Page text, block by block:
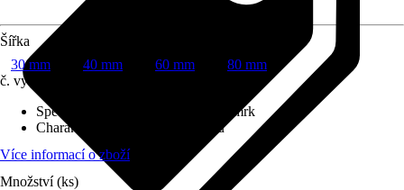
Šířka
30 mm
40 mm 60 mm
80 mm
č. výrobku
Specifikace materiálu
Borovice, Smrk
Charakteristika kvality
Bez suků
Více informací o zboží
Množství (ks)